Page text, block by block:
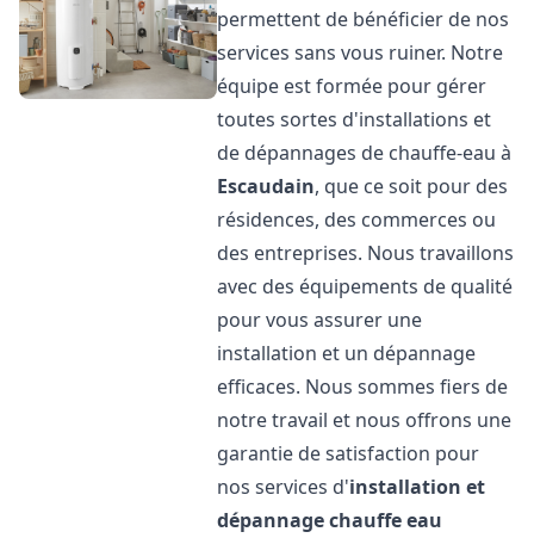
permettent de bénéficier de nos
services sans vous ruiner. Notre
équipe est formée pour gérer
toutes sortes d'installations et
de dépannages de chauffe-eau à
Escaudain, que ce soit pour des
résidences, des commerces ou
des entreprises. Nous travaillons
avec des équipements de qualité
pour vous assurer une
installation et un dépannage
efficaces. Nous sommes fiers de
notre travail et nous offrons une
garantie de satisfaction pour
nos services d'installation et
dépannage chauffe eau